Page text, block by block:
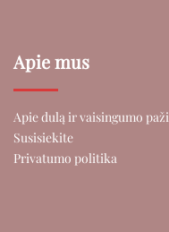
Apie mus
Apie dulą ir vaisingumo
Susisiekite
Privatumo politika